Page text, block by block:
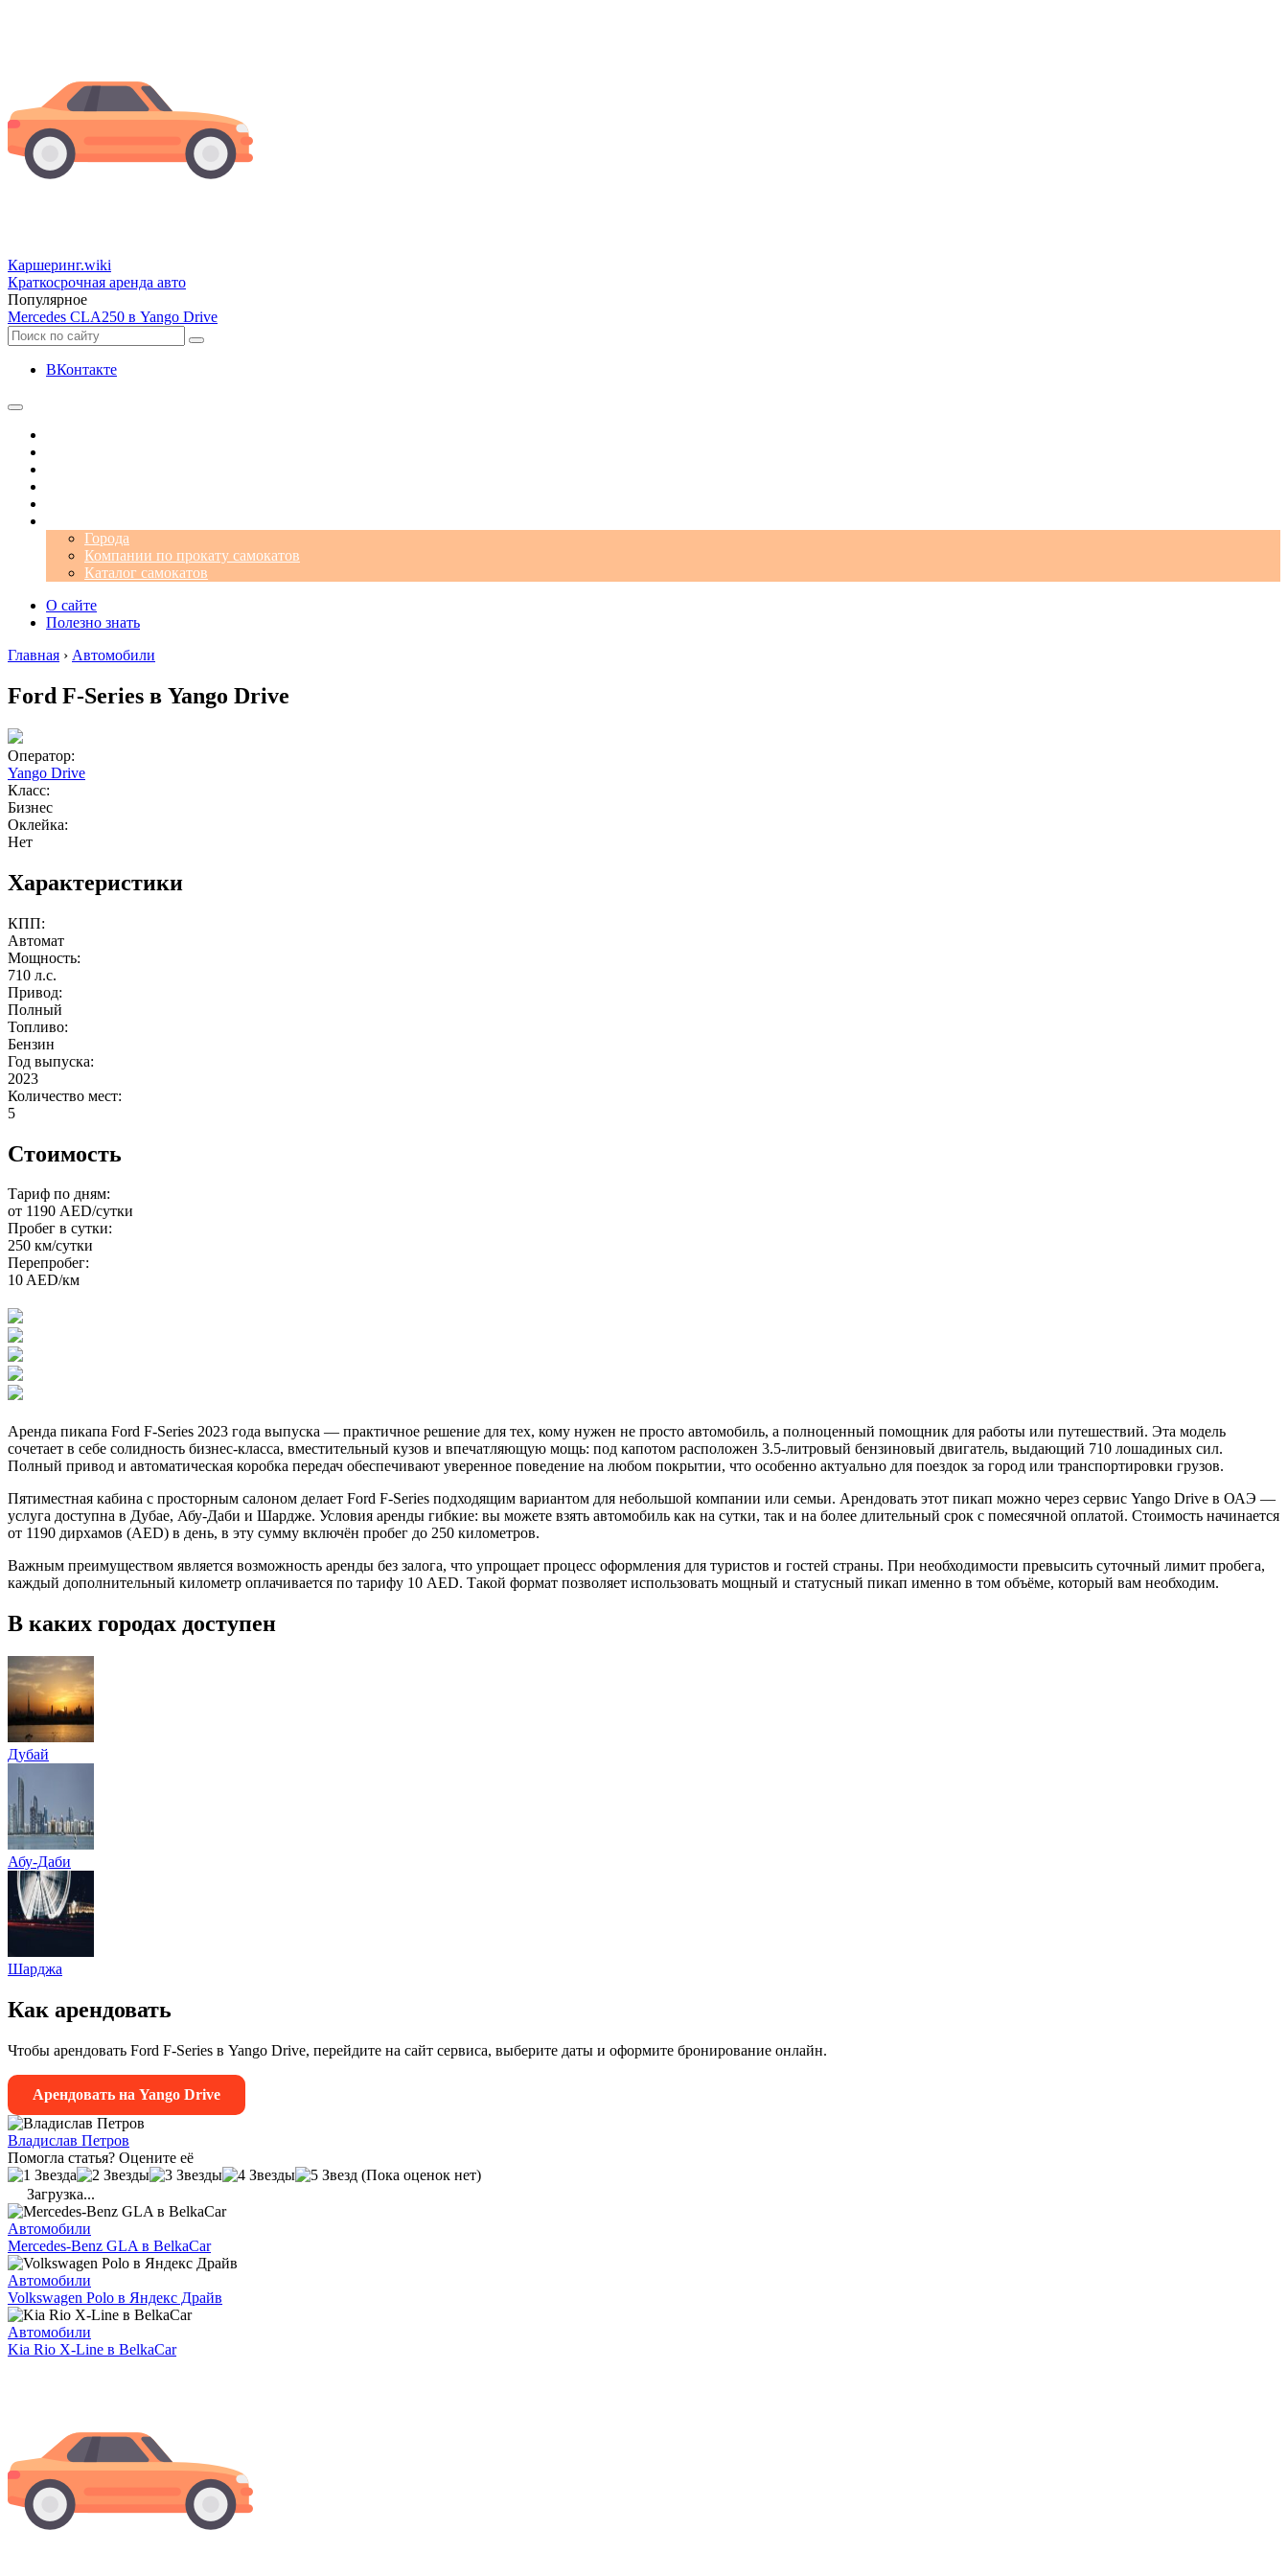
Каршеринг.wiki
Краткосрочная аренда авто
Популярное
Mercedes CLA250 в Yango Drive
ВКонтакте
Города
Компании по прокату самокатов
Каталог самокатов
О сайте
Полезно знать
Главная › Автомобили
Ford F-Series в Yango Drive
Оператор:
Yango Drive
Класс:
Бизнес
Оклейка:
Нет
Характеристики
КПП:
Автомат
Мощность:
710 л.с.
Привод:
Полный
Топливо:
Бензин
Год выпуска:
2023
Количество мест:
5
Стоимость
Тариф по дням:
от 1190 AED/сутки
Пробег в сутки:
250 км/сутки
Перепробег:
10 AED/км
Аренда пикапа Ford F-Series 2023 года выпуска — практичное решение для тех, кому нужен не просто автомобиль, а полноценный помощник для работы или путешествий. Эта модель
сочетает в себе солидность бизнес-класса, вместительный кузов и впечатляющую мощь: под капотом расположен 3.5-литровый бензиновый двигатель, выдающий 710 лошадиных сил.
Полный привод и автоматическая коробка передач обеспечивают уверенное поведение на любом покрытии, что особенно актуально для поездок за город или транспортировки грузов.
Пятиместная кабина с просторным салоном делает Ford F-Series подходящим вариантом для небольшой компании или семьи. Арендовать этот пикап можно через сервис Yango Drive в ОАЭ —
услуга доступна в Дубае, Абу-Даби и Шардже. Условия аренды гибкие: вы можете взять автомобиль как на сутки, так и на более длительный срок с помесячной оплатой. Стоимость начинается
от 1190 дирхамов (AED) в день, в эту сумму включён пробег до 250 километров.
Важным преимуществом является возможность аренды без залога, что упрощает процесс оформления для туристов и гостей страны. При необходимости превысить суточный лимит пробега,
каждый дополнительный километр оплачивается по тарифу 10 AED. Такой формат позволяет использовать мощный и статусный пикап именно в том объёме, который вам необходим.
В каких городах доступен
Дубай
Абу-Даби
Шарджа
Как арендовать
Чтобы арендовать Ford F-Series в Yango Drive, перейдите на сайт сервиса, выберите даты и оформите бронирование онлайн.
Арендовать на Yango Drive
Владислав Петров
Помогла статья? Оцените её
(Пока оценок нет)
Загрузка...
Автомобили
Mercedes-Benz GLA в BelkaCar
Автомобили
Volkswagen Polo в Яндекс Драйв
Автомобили
Kia Rio X-Line в BelkaCar